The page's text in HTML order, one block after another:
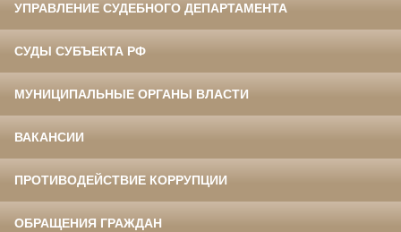
УПРАВЛЕНИЕ СУДЕБНОГО ДЕПАРТАМЕНТА
СУДЫ СУБЪЕКТА РФ
МУНИЦИПАЛЬНЫЕ ОРГАНЫ ВЛАСТИ
ВАКАНСИИ
ПРОТИВОДЕЙСТВИЕ КОРРУПЦИИ
ОБРАЩЕНИЯ ГРАЖДАН